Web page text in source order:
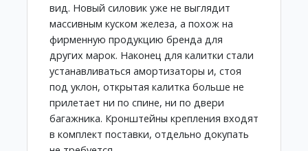
вид. Новый силовик уже не выглядит
массивным куском железа, а похож на
фирменную продукцию бренда для
других марок. Наконец для калитки стали
устанавливаться амортизаторы и, стоя
под уклон, открытая калитка больше не
прилетает ни по спине, ни по двери
багажника. Кронштейны крепления входят
в комплект поставки, отдельно докупать